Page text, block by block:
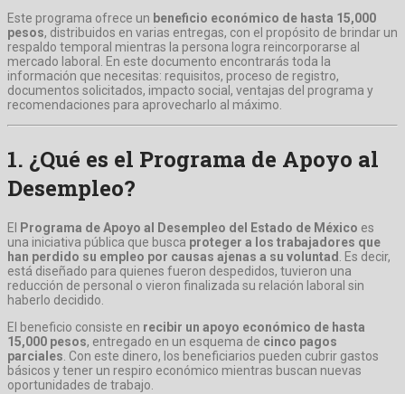
Este programa ofrece un beneficio económico de hasta 15,000
pesos, distribuidos en varias entregas, con el propósito de brindar un
respaldo temporal mientras la persona logra reincorporarse al
mercado laboral. En este documento encontrarás toda la
información que necesitas: requisitos, proceso de registro,
documentos solicitados, impacto social, ventajas del programa y
recomendaciones para aprovecharlo al máximo.
1. ¿Qué es el Programa de Apoyo al
Desempleo?
El Programa de Apoyo al Desempleo del Estado de México es
una iniciativa pública que busca proteger a los trabajadores que
han perdido su empleo por causas ajenas a su voluntad . Es decir,
está diseñado para quienes fueron despedidos, tuvieron una
reducción de personal o vieron finalizada su relación laboral sin
haberlo decidido.
El beneficio consiste en recibir un apoyo económico de hasta
15,000 pesos, entregado en un esquema de cinco pagos
parciales. Con este dinero, los beneficiarios pueden cubrir gastos
básicos y tener un respiro económico mientras buscan nuevas
oportunidades de trabajo.